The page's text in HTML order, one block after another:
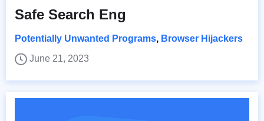
Safe Search Eng
Potentially Unwanted Programs, Browser Hijackers
June 21, 2023